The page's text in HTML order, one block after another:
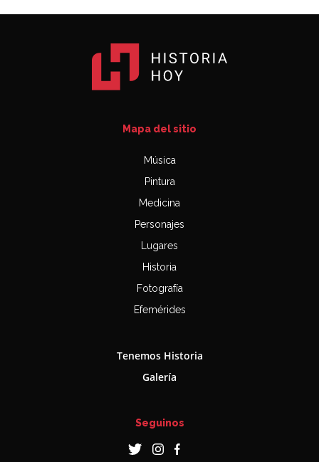
Mapa del sitio
Música
Pintura
Medicina
Personajes
Lugares
Historia
Fotografía
Efemérides
Tenemos Historia
Galería
Seguinos